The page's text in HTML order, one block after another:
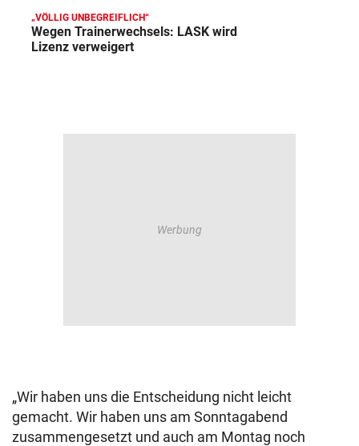
„VÖLLIG UNBEGREIFLICH“
Wegen Trainerwechsels: LASK wird
Lizenz verweigert
„Wir haben uns die Entscheidung nicht leicht
gemacht. Wir haben uns am Sonntagabend
zusammengesetzt und auch am Montag noch